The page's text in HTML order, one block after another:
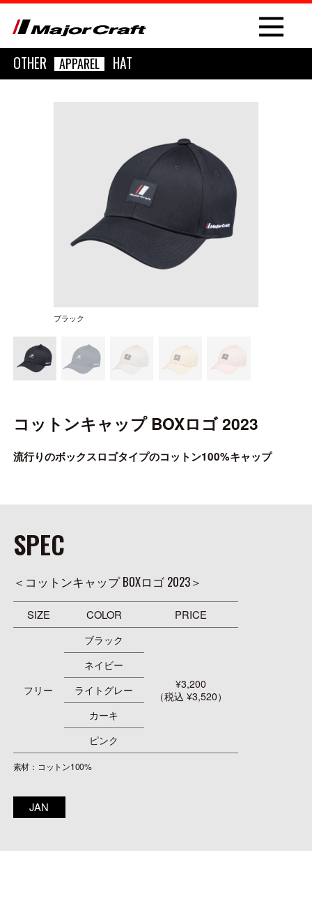
ONLINE SHOP
OVERSEAS
OFFICIAL FAN CLUB
CUSTOMER
OTHER APPAREL HAT
ブラック
コットンキャップ BOXロゴ 2023
流行りのボックスロゴタイプのコットン100%キャップ
SPEC
＜コットンキャップ BOXロゴ 2023＞
SIZE COLOR PRICE
フリー
ブラック
¥3,200
（税込 ¥3,520）
ネイビー
ライトグレー
カーキ
ピンク
素材：コットン100%
JAN